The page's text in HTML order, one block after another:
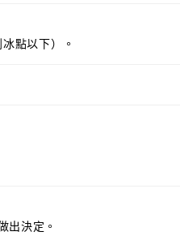
點以下）。
出決定。